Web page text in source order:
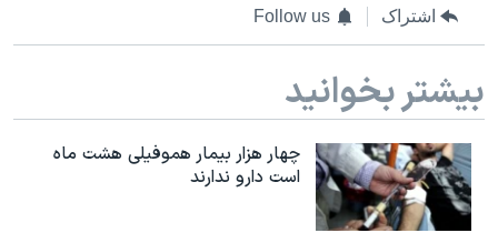
اشتراک Follow us
بیشتر بخوانید
چهار هزار بیمار هموفیلی هشت ماه
است دارو ندارند